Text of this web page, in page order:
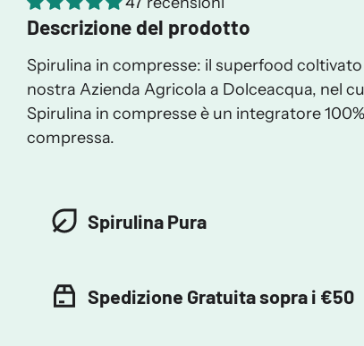
Descrizione del prodotto
Spirulina in compresse: il superfood
nostra Azienda Agricola a Dolceacqua, nel
Spirulina in compresse è un integratore
compressa.
Spirulina Pura
Spedizione Gratuita sopra i €50